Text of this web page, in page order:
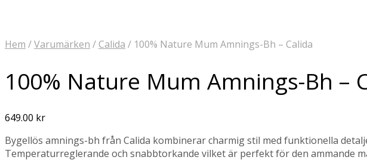
Hem /Varumärken / Calida / 100% Nature Mum Amnings-Bh – Calida
100% Nature Mum Amnings-Bh –
649.00 kr
Bygellös amnings-bh från Calida kombinerar charmig stil med funktionella
Temperaturreglerande och snabbtorkande vilket är perfekt för den ammande